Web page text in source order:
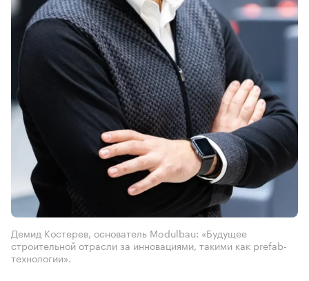
Демид Костерев, основатель Modulbau: «Будущее
строительной отрасли за инновациями, такими как prefab-
технологии».